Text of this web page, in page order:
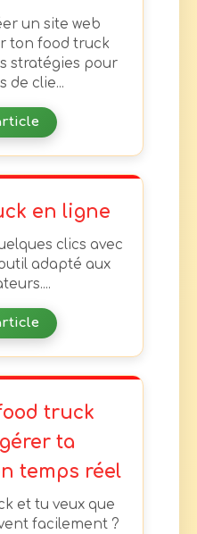
un site web
ton food truck
stratégies pour
de clie...
en ligne
clics avec
adapté aux
truck
ta
temps réel
et tu veux que
facilement ?